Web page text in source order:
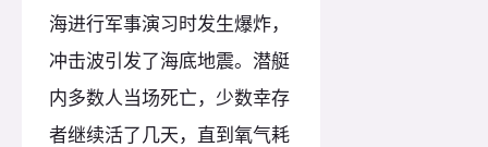
海进行军事演习时发生爆炸，
冲击波引发了海底地震。潜艇
内多数人当场死亡，少数幸存
者继续活了几天，直到氧气耗